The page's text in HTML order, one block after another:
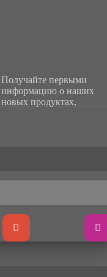
Получайте первыми
информацию о наших
новых продуктах,